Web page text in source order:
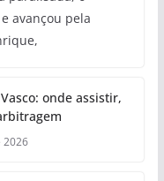
avançou pela
onde assistir,
2026